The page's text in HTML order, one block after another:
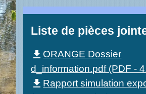
Liste de pièces
file_download ORANGE Dossier
d_information.pdf (PDF -
file_download Rapport simulation